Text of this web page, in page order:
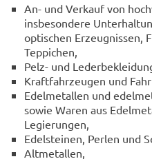
An- und Verkauf von
insbesondere
optischen Erzeugnissen,
Teppichen,
Pelz- und
Kraftfahrzeugen und
Edelmetallen und
sowie Waren aus
Legierungen,
Edelsteinen, Perlen und
Altmetallen,